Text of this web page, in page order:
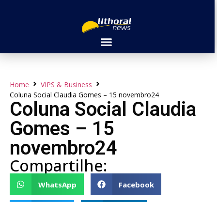
Home
VIPS & Business
Coluna Social Claudia Gomes – 15 novembro24
Coluna Social Claudia
Gomes – 15
novembro24
Compartilhe:
WhatsApp Facebook